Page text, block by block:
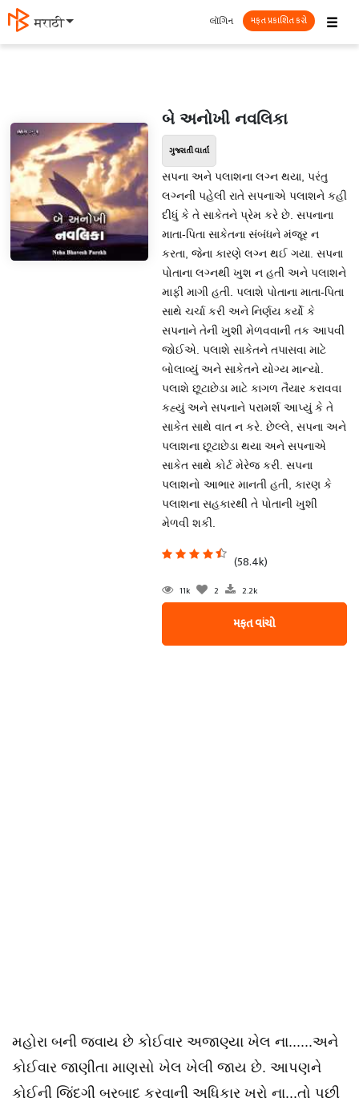
मराठी ☰
લૉગિન મફત પ્રકાશિત કરો
બે અનોખી નવલિકા
ગુજરાતી વાર્તા
સપના અને પલાશના લગ્ન થયા, પરંતુ
લગ્નની પહેલી રાતે સપનાએ પલાશને કહી
દીધું કે તે સાકેતને પ્રેમ કરે છે. સપનાના
માતા-પિતા સાકેતના સંબંધને મંજૂર ન
કરતા, જેના કારણે લગ્ન થઈ ગયા. સપના
પોતાના લગ્નથી ખુશ ન હતી અને પલાશને
માફી માગી હતી. પલાશે પોતાના માતા-પિતા
સાથે ચર્ચા કરી અને નિર્ણય કર્યો કે
સપનાને તેની ખુશી મેળવવાની તક આપવી
જોઈએ. પલાશે સાકેતને તપાસવા માટે
બોલાવ્યું અને સાકેતને યોગ્ય માન્યો.
પલાશે છૂટાછેડા માટે કાગળ તૈયાર કરાવવા
કહ્યું અને સપનાને પરામર્શ આપ્યું કે તે
સાકેત સાથે વાત ન કરે. છેલ્લે, સપના અને
પલાશના છૂટાછેડા થયા અને સપનાએ
સાકેત સાથે કોર્ટ મેરેજ કરી. સપના
પલાશનો આભાર માનતી હતી, કારણ કે
પલાશના સહકારથી તે પોતાની ખુશી
મેળવી શકી.
(58.4k)
11k 2 2.2k
મફત વાંચો
મહોરા બની જવાય છે કોઈવાર અજાણ્યા ખેલ ના......અને
કોઈવાર જાણીતા માણસો ખેલ ખેલી જાય છે. આપણને
કોઈની જિંદગી બરબાદ કરવાની અધિકાર ખરો ના...તો પછી